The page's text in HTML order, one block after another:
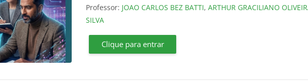
Professor: JOAO CARLOS BEZ BATTI,ARTHUR GRACILIANO
SILVA
Clique para entrar